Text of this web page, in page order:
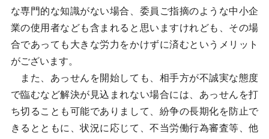
な専門的な知識がない場合、委員ご指摘のような中小企
業の使用者なども含まれると思いますけれども、その場
合であっても大きな労力をかけずに済むというメリット
がございます。
また、あっせんを開始しても、相手方が不誠実な態度
で臨むなど解決が見込まれない場合には、あっせんを打
ち切ることも可能でありまして、紛争の長期化を防止で
きるとともに、状況に応じて、不当労働行為審査等、他